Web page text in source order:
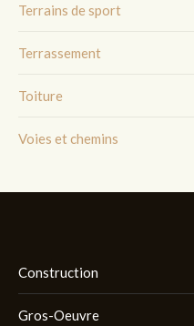
Terrains de sport
Terrassement
Toiture
Voies et chemins
Construction
Gros-Oeuvre